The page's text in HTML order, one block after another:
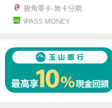
銀角零卡-無卡分期
iPASS MONEY